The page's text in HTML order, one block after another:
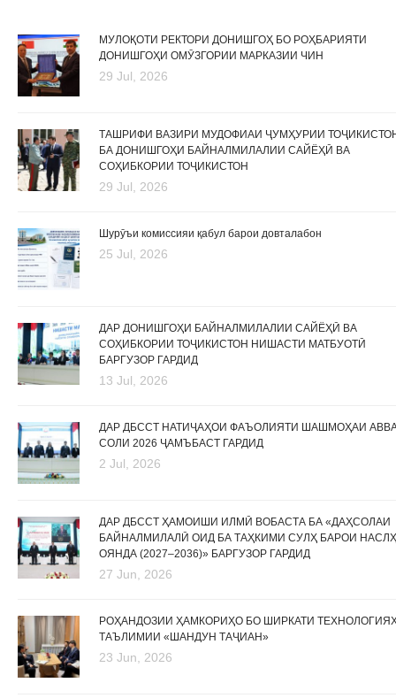
МУЛОҚОТИ РЕКТОРИ ДОНИШГОҲ БО РОҲБАРИЯТИ
ДОНИШГОҲИ ОМӮЗГОРИИ МАРКАЗИИ ЧИН
29 Jul, 2026
ТАШРИФИ ВАЗИРИ МУДОФИАИ ҶУМҲУРИИ
БА ДОНИШГОҲИ БАЙНАЛМИЛАЛИИ САЙЁҲӢ ВА
СОҲИБКОРИИ ТОҶИКИСТОН
29 Jul, 2026
Шурӯъи комиссияи қабул барои довталабон
25 Jul, 2026
ДАР ДОНИШГОҲИ БАЙНАЛМИЛАЛИИ САЙЁҲӢ ВА
СОҲИБКОРИИ ТОҶИКИСТОН НИШАСТИ МАТБУОТӢ
БАРГУЗОР ГАРДИД
13 Jul, 2026
ДАР ДБССТ НАТИҶАҲОИ ФАЪОЛИЯТИ ШАШМОҲАИ
СОЛИ 2026 ҶАМЪБАСТ ГАРДИД
2 Jul, 2026
ДАР ДБССТ ҲАМОИШИ ИЛМӢ ВОБАСТА БА «ДАҲСОЛАИ
БАЙНАЛМИЛАЛӢ ОИД БА ТАҲКИМИ СУЛҲ БАРОИ
ОЯНДА (2027–2036)» БАРГУЗОР ГАРДИД
27 Jun, 2026
РОҲАНДОЗИИ ҲАМКОРИҲО БО ШИРКАТИ
ТАЪЛИМИИ «ШАНДУН ТАҶИАН»
23 Jun, 2026